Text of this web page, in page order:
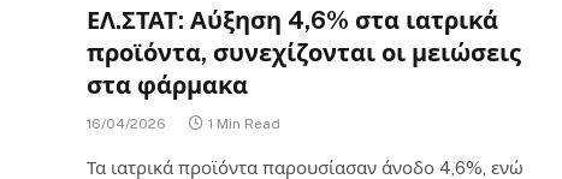
ΕΛ.ΣΤΑΤ: Αύξηση 4,6% στα ιατρικά
προϊόντα, συνεχίζονται οι μειώσεις
στα φάρμακα
16/04/2026 1 Min Read
Τα ιατρικά προϊόντα παρουσίασαν άνοδο 4,6%, ενώ